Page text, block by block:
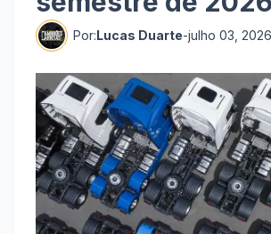
Por:Lucas Duarte-julho 03, 2026